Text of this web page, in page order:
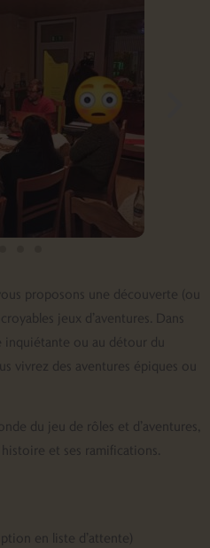
proposons une découverte (ou
jeux d’aventures. Dans
ou au détour du
vivrez des aventures épiques ou
du jeu de rôles et d’aventures,
et ses ramifications.
en liste d’attente)